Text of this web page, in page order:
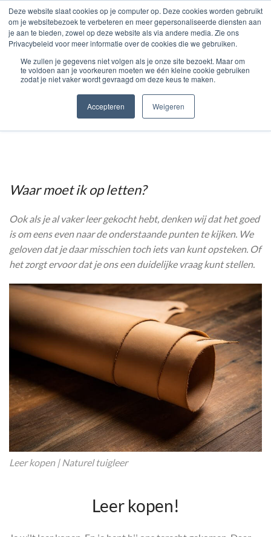
Deze website slaat cookies op je computer op. Deze cookies worden gebruikt
om je websitebezoek te verbeteren en meer gepersonaliseerde diensten aan
je aan te bieden, zowel op deze website als via andere media. Zie ons
Privacybeleid voor meer informatie over de cookies die we gebruiken.
We zullen je gegevens niet volgen als je onze site bezoekt. Maar om
te voldoen aan je voorkeuren moeten we één kleine cookie gebruiken
zodat je niet vaker wordt gevraagd om deze keus te maken.
Accepteren Weigeren
page contents
KOOP LEER ONLINE
MENU €0.00
Leer kopen
Waar moet ik op letten?
Ook als je al vaker leer gekocht hebt, denken wij dat het goed
is om eens even naar de onderstaande punten te kijken. We
geloven dat je daar misschien toch iets van kunt opsteken. Of
het zorgt ervoor dat je ons een duidelijke vraag kunt stellen.
Leer kopen | Naturel tuigleer
Leer kopen!